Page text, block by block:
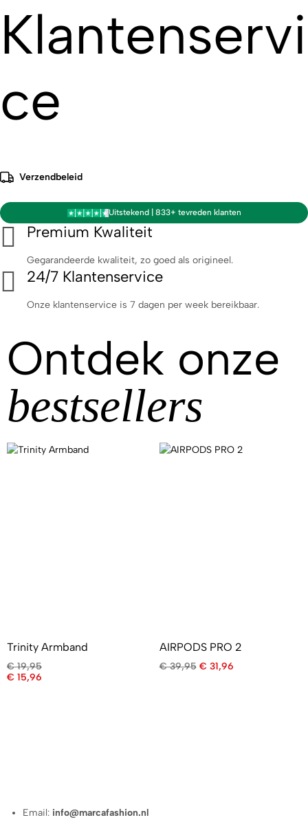
Klantenservi
ce
Verzendbeleid
Uitstekend | 833+ tevreden klanten
Premium Kwaliteit
Gegarandeerde kwaliteit, zo goed als origineel.
24/7 Klantenservice
Onze klantenservice is 7 dagen per week bereikbaar.
Ontdek onze
bestsellers
Trinity Armband
€19,95
€ 15,96
AIRPODS PRO 2
€39,95 € 31,96
Email: info@marcafashion.nl